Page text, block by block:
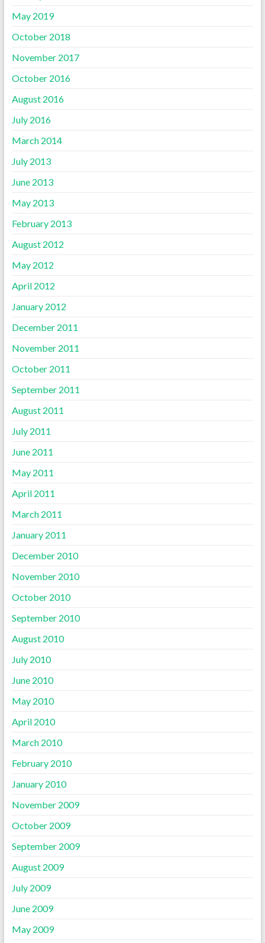
May 2019
October 2018
November 2017
October 2016
August 2016
July 2016
March 2014
July 2013
June 2013
May 2013
February 2013
August 2012
May 2012
April 2012
January 2012
December 2011
November 2011
October 2011
September 2011
August 2011
July 2011
June 2011
May 2011
April 2011
March 2011
January 2011
December 2010
November 2010
October 2010
September 2010
August 2010
July 2010
June 2010
May 2010
April 2010
March 2010
February 2010
January 2010
November 2009
October 2009
September 2009
August 2009
July 2009
June 2009
May 2009